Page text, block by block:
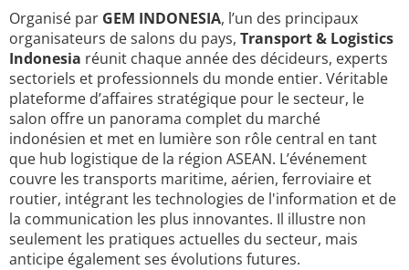
Organisé par GEM INDONESIA, l’un des principaux
organisateurs de salons du pays, Transport & Logistics
Indonesia réunit chaque année des décideurs, experts
sectoriels et professionnels du monde entier. Véritable
plateforme d’affaires stratégique pour le secteur, le
salon offre un panorama complet du marché
indonésien et met en lumière son rôle central en tant
que hub logistique de la région ASEAN. L’événement
couvre les transports maritime, aérien, ferroviaire et
routier, intégrant les technologies de l'information et de
la communication les plus innovantes. Il illustre non
seulement les pratiques actuelles du secteur, mais
anticipe également ses évolutions futures.